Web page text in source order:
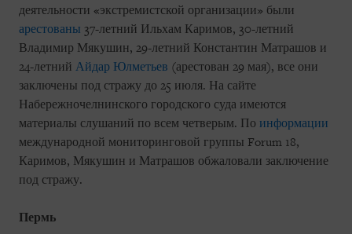
деятельности «экстремистской организации» были
арестованы 37-летний Ильхам Каримов, 30-летний
Владимир Мякушин, 29-летний Константин Матрашов и
24-летний Айдар Юлметьев (арестован 29 мая), все они
заключены под стражу до 25 июля. На сайте
Набережночелнинского городского суда имеются
материалы слушаний по всем четверым. По информации
международной мониторинговой группы Forum 18,
Каримов, Мякушин и Матрашов обжаловали заключение
под стражу.
Пермь